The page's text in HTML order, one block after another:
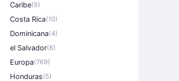
Caribe(5)
Costa Rica(10)
Dominicana(4)
el Salvador(6)
Europa(769)
Honduras(5)